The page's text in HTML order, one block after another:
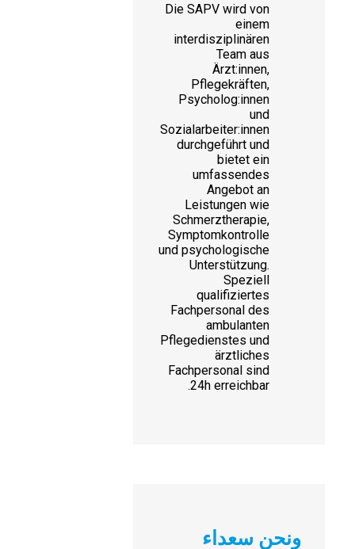
Die SAPV wird von
einem
interdisziplinären
Team aus
Ärzt:innen,
Pflegekräften,
Psycholog:innen
und
Sozialarbeiter:innen
durchgeführt und
bietet ein
umfassendes
Angebot an
Leistungen wie
Schmerztherapie,
Symptomkontrolle
und psychologische
Unterstützung.
Speziell
qualifiziertes
Fachpersonal des
ambulanten
Pflegedienstes und
ärztliches
Fachpersonal sind
24h erreichbar.
ونحن سعداء